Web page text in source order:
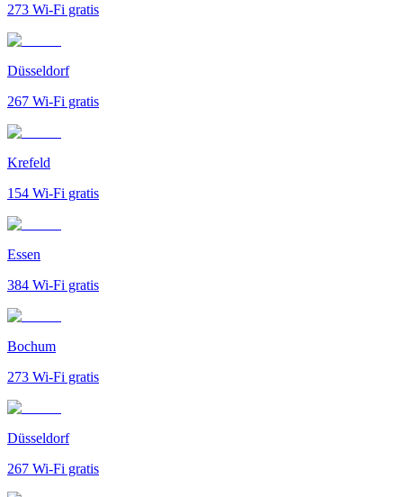
273 Wi-Fi gratis
Düsseldorf
267 Wi-Fi gratis
Krefeld
154 Wi-Fi gratis
Essen
384 Wi-Fi gratis
Bochum
273 Wi-Fi gratis
Düsseldorf
267 Wi-Fi gratis